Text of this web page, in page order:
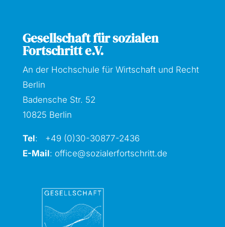
Gesellschaft für sozialen
Fortschritt e.V.
An der Hochschule für Wirtschaft und Recht
Berlin
Badensche Str. 52
10825 Berlin
Tel: +49 (0)30-30877-2436
E-Mail: office@sozialerfortschritt.de